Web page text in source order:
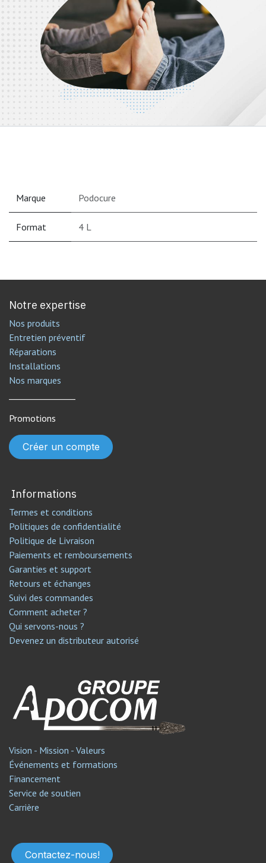
Marque Podocure
Format 4 L
Notre expertise
Nos produits
Entretien préventif
Réparations
Installations
Nos marques
Promotions
Créer un compte
Informations
Termes et conditions
Politiques de confidentialité
Politique de Livraison
Paiements et remboursements
Garanties et support
Retours et échanges
Suivi des commandes
Comment acheter ?
Qui servons-nous ?
Devenez un distributeur autorisé
Vision - Mission - Valeurs
Événements et formations
Financement
Service de soutien​
Carrière
Contactez-nous!